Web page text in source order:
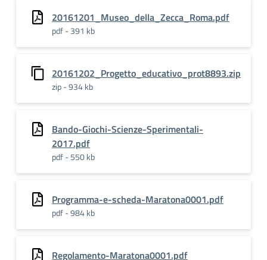
20161201_Museo_della_Zecca_Roma.pdf
pdf - 391 kb
20161202_Progetto_educativo_prot8893.zip
zip - 934 kb
Bando-Giochi-Scienze-Sperimentali-
2017.pdf
pdf - 550 kb
Programma-e-scheda-Maratona0001.pdf
pdf - 984 kb
Regolamento-Maratona0001.pdf